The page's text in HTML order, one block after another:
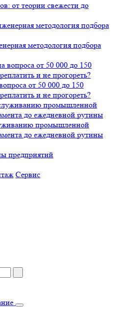
от теории свежести до
методология подбора
от 50 000 до 150
и не прогореть?
промышленной
до ежедневной рутины
предприятий
Сервис